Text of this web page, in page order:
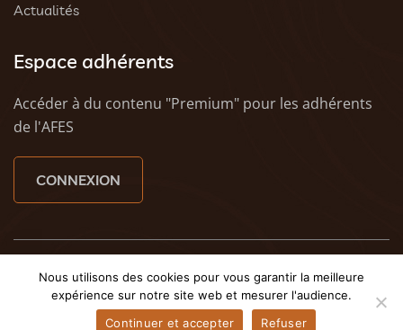
Actualités
Espace adhérents
Accéder à du contenu "Premium" pour les adhérents
de l'AFES
CONNEXION
© 2023 AFES - Tous droits réservés - Une créationTony
Oheix : Agence Web CaenetWeezy - Agence web à
Caen
Nous utilisons des cookies pour vous garantir la meilleure
expérience sur notre site web et mesurer l'audience.
Continuer et accepter
Refuser